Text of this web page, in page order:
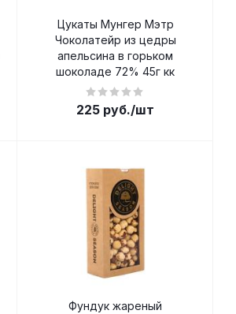
Цукаты Мунгер Мэтр
Чоколатейр из цедры
апельсина в горьком
шоколаде 72% 45г кк
225 руб./шт
Фундук жареный